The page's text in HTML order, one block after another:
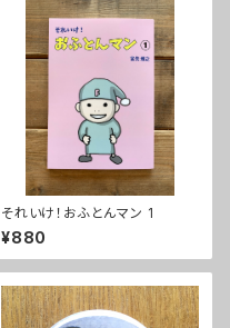
それいけ！おふとんマン 1
¥880